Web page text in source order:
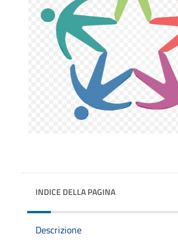
INDICE DELLA PAGINA
Descrizione